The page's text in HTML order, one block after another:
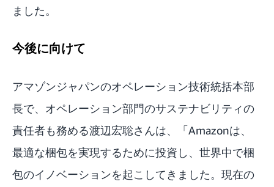
ました。
今後に向けて
アマゾンジャパンのオペレーション技術統括本部
長で、オペレーション部門のサステナビリティの
責任者も務める渡辺宏聡さんは、「Amazonは、
最適な梱包を実現するために投資し、世界中で梱
包のイノベーションを起こしてきました。現在の